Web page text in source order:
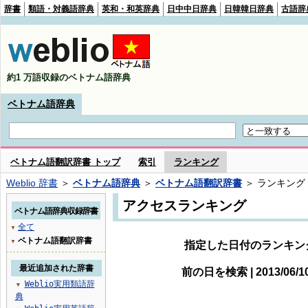
辞書 類語・対義語辞典 英和・和英辞典 日中中日辞典 日韓韓日辞典 古語辞
約1 万語収録のベトナム語辞典
ベトナム語辞典
ベトナム語翻訳辞書 トップ 索引 ランキング
Weblio 辞書 ＞ ベトナム語辞典 ＞ ベトナム語翻訳辞書 ＞ ランキング
アクセスランキング
指定した日付のランキ
前の日を検索 | 2013/06/
ベトナム語辞典収録辞書
▼ 全て
▼ ベトナム語翻訳辞書
最近追加された辞書
▼
Weblio実用類語辞
典